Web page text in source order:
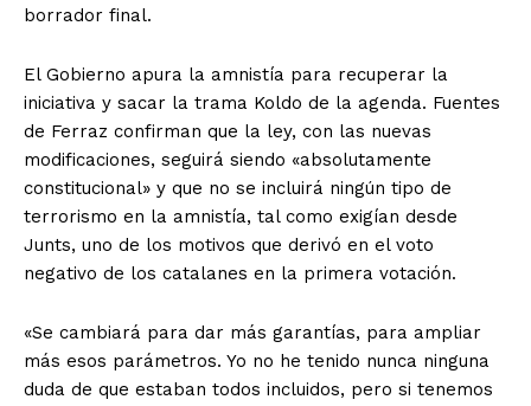
borrador final.
El Gobierno apura la amnistía para recuperar la
iniciativa y sacar la trama Koldo de la agenda. Fuentes
de Ferraz confirman que la ley, con las nuevas
modificaciones, seguirá siendo «absolutamente
constitucional» y que no se incluirá ningún tipo de
terrorismo en la amnistía, tal como exigían desde
Junts, uno de los motivos que derivó en el voto
negativo de los catalanes en la primera votación.
«Se cambiará para dar más garantías, para ampliar
más esos parámetros. Yo no he tenido nunca ninguna
duda de que estaban todos incluidos, pero si tenemos